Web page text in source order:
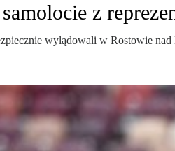
z
wylądowali w Rostowie